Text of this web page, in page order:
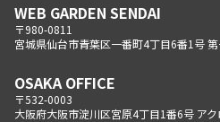
WEB GARDEN SENDAI
〒980-0811
宮城県仙台市青葉区一番町4丁目6番1号
OSAKA OFFICE
〒532-0003
大阪府大阪市淀川区宮原4丁目1番6号 ア